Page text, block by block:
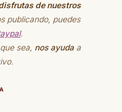
de nuestros
publicando, puedes
.
sea, nos ayudaa